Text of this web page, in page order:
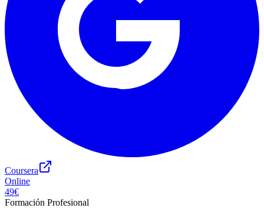
Coursera
Online
49€
Formación Profesional